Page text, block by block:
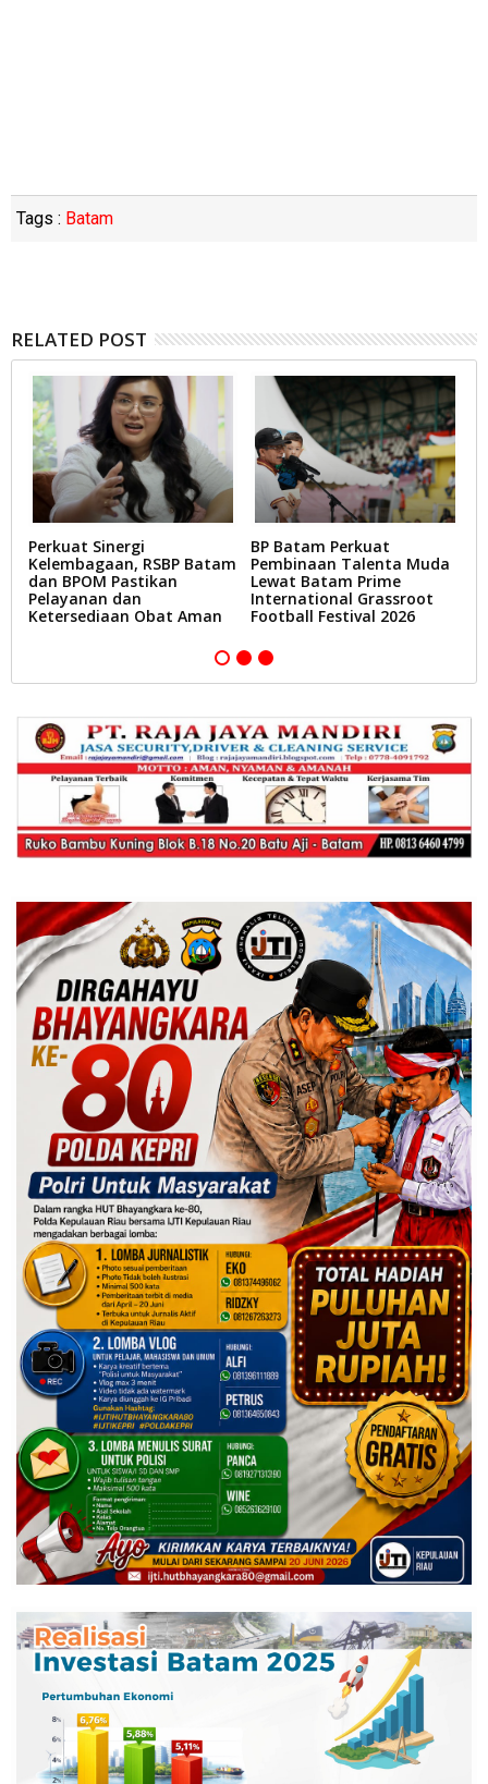
Tags : Batam
RELATED POST
Perkuat Sinergi
Kelembagaan, RSBP Batam
dan BPOM Pastikan
Pelayanan dan
Ketersediaan Obat Aman
BP Batam Perkuat
Pembinaan Talenta Muda
Lewat Batam Prime
International Grassroot
Football Festival 2026